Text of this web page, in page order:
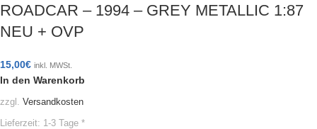
ROADCAR – 1994 – GREY METALLIC 1:87
NEU + OVP
15,00€ inkl. MWSt.
In den Warenkorb
zzgl. Versandkosten
Lieferzeit: 1-3 Tage *